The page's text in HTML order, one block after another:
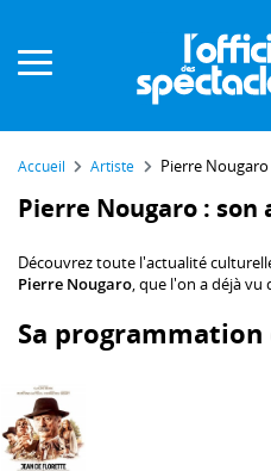
Accueil Artiste Pierre Nougaro
Pierre Nougaro :
Découvrez toute l'actualité
Pierre Nougaro, que l'on a déjà vu
Sa programmation